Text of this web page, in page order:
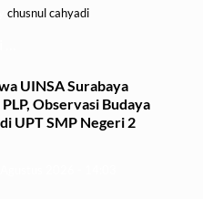
chusnul cahyadi
UINSA Surabaya
Observasi Budaya
UPT SMP Negeri 2